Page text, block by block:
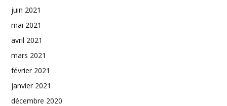
juin 2021
mai 2021
avril 2021
mars 2021
février 2021
janvier 2021
décembre 2020